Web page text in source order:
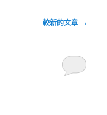
較新的文章 →